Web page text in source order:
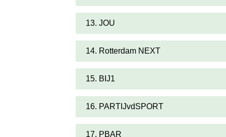
13. JOU
14. Rotterdam NEXT
15. BIJ1
16. PARTIJvdSPORT
17. PBAR